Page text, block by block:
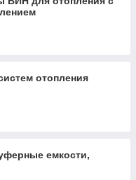
отопления
емкости,